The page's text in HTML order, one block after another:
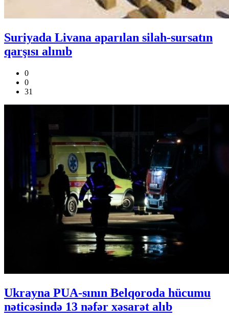
Suriyada Livana aparılan silah-sursatın
qarşısı alınıb
0
0
31
Ukrayna PUA-sının Belqoroda hücumu
nəticəsində 13 nəfər xəsarət alıb